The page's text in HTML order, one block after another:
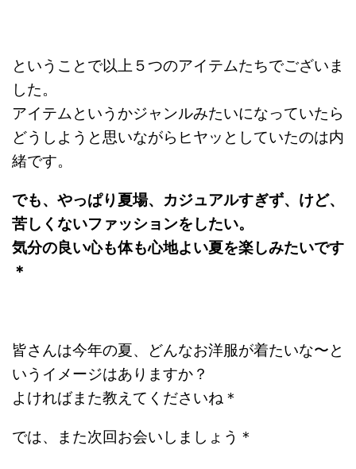
ということで以上５つのアイテムたちでございま
した。
アイテムというかジャンルみたいになっていたら
どうしようと思いながらヒヤッとしていたのは内
緒です。
でも、やっぱり夏場、カジュアルすぎず、けど、
苦しくないファッションをしたい。
気分の良い心も体も心地よい夏を楽しみたいです
＊
皆さんは今年の夏、どんなお洋服が着たいな〜と
いうイメージはありますか？
よければまた教えてくださいね＊
では、また次回お会いしましょう＊